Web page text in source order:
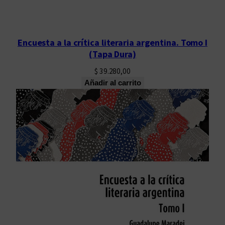
Encuesta a la crítica literaria argentina. Tomo I
(Tapa Dura)
$ 39.280,00
Añadir al carrito